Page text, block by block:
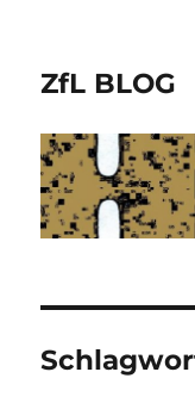
ZfL BLOG